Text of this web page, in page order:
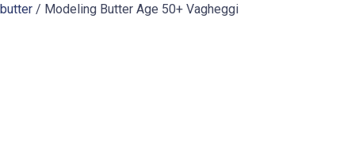
butter / Modeling Butter Age 50+ Vagheggi